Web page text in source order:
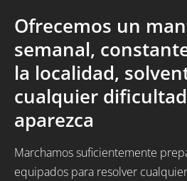
Ofrecemos un
semanal,
la localidad,
cualquier
aparezca
Marchamos suficientemente
equipados para resolver